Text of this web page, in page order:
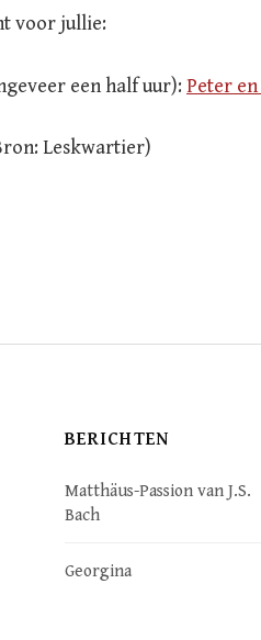
voor jullie:
een half uur):Peter
Leskwartier)
BERICHTEN
Matthäus-Passion van J.S.
Bach
Georgina